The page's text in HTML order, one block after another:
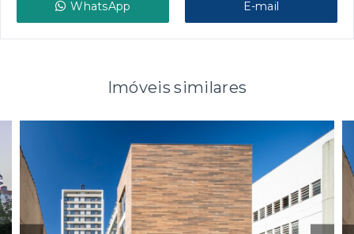
WhatsApp E-mail
Imóveis similares